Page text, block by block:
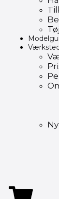
Tøj